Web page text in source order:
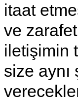
itaat
ve
iletişimin
size aynı